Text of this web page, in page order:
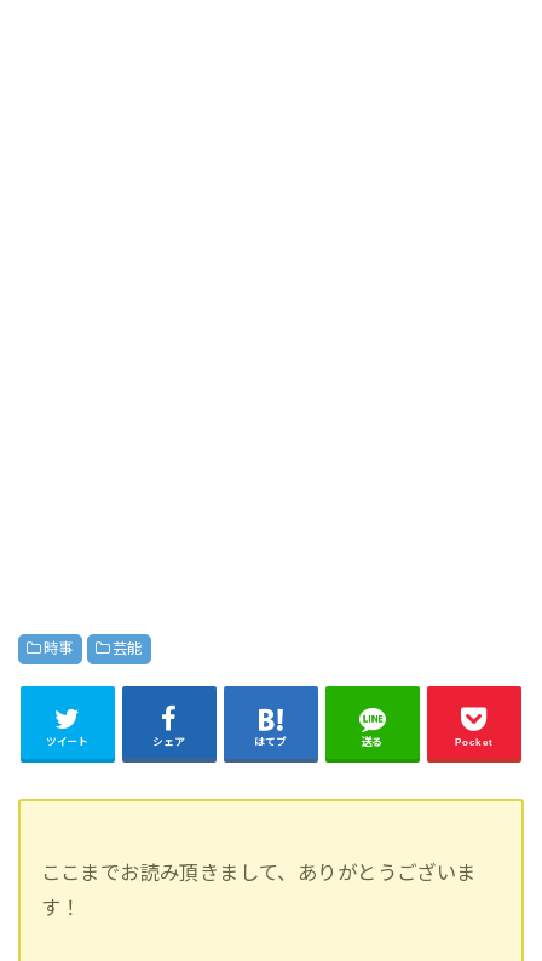
時事 芸能
ツイート シェア はてブ 送る Pocket
ここまでお読み頂きまして、ありがとうございま
す！